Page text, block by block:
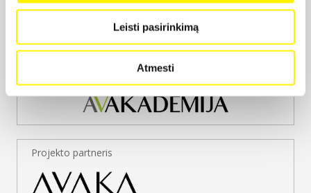
Leisti pasirinkimą
Atmesti
Projekto vykdytojas
Projekto partneris